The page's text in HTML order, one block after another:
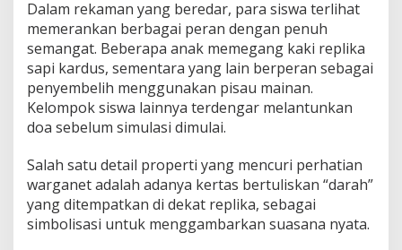
i
V
i
r
a
l
Dalam rekaman yang beredar, para siswa terlihat
memerankan berbagai peran dengan penuh
semangat. Beberapa anak memegang kaki replika
sapi kardus, sementara yang lain berperan sebagai
penyembelih menggunakan pisau mainan.
Kelompok siswa lainnya terdengar melantunkan
doa sebelum simulasi dimulai.
Salah satu detail properti yang mencuri perhatian
warganet adalah adanya kertas bertuliskan “darah”
yang ditempatkan di dekat replika, sebagai
simbolisasi untuk menggambarkan suasana nyata.